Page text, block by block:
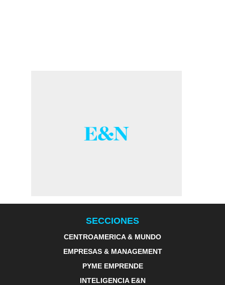
SECCIONES
CENTROAMERICA & MUNDO
EMPRESAS & MANAGEMENT
PYME EMPRENDE
INTELIGENCIA E&N